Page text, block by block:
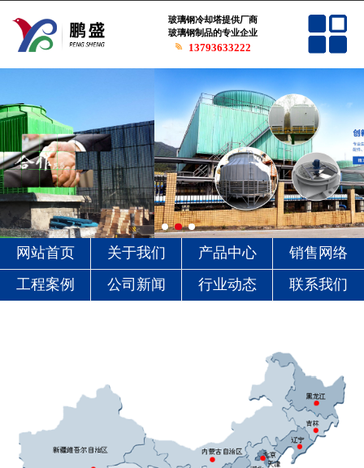
网站首页
产品中心
销售网络
工程案例
公司新闻
行业动态
玻璃钢冷却塔提供厂商
玻璃钢制品的专业企业
13793633222
网站首页 关于我们 产品中心
销售网络
工程案例
公司新闻 行业动态 联系我们